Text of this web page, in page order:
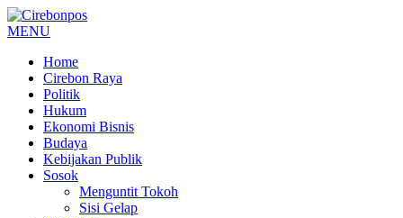
MENU
Home
Cirebon Raya
Politik
Hukum
Ekonomi Bisnis
Budaya
Kebijakan Publik
Sosok
Menguntit Tokoh
Sisi Gelap